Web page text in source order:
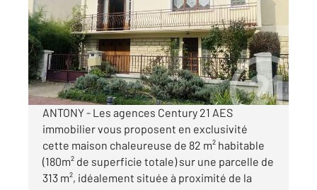
Ref : 4820
Maison à vendre
420 000 €
Visiter le site dédié
ANTONY - Les agences Century 21 AES
immobilier vous proposent en exclusivité
cette maison chaleureuse de 82 m² habitable
(180m² de superficie totale) sur une parcelle de
313 m², idéalement située à proximité de la